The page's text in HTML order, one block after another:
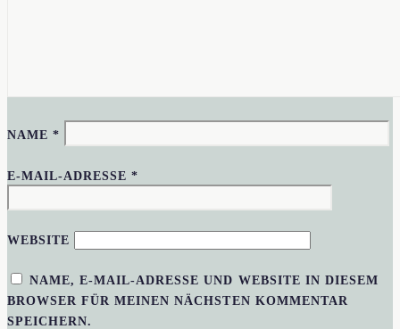
NAME*
E-MAIL-ADRESSE*
WEBSITE
NAME, E-MAIL-ADRESSE UND WEBSITE IN DIESEM
BROWSER FÜR MEINEN NÄCHSTEN KOMMENTAR
SPEICHERN.